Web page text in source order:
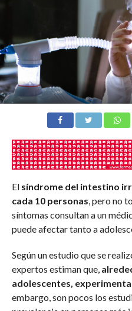
El síndrome del intestino
cada 10 personas , pero no
síntomas consultan a un
puede afectar tanto a
Según un estudio que se
expertos estiman que,
adolescentes,
embargo, son pocos los